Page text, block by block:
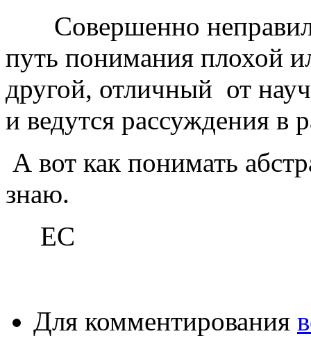
Совершенно
путь понимания плохой
другой, отличный от
и ведутся рассуждения в
А вот как понимать
знаю.
ЕС
Для комментирования